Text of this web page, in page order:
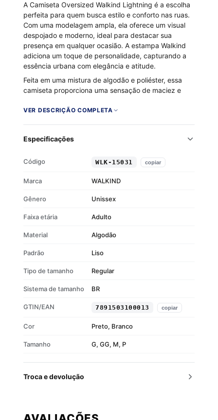
A Camiseta Oversized Walkind Lightning é a escolha
perfeita para quem busca estilo e conforto nas ruas.
Com uma modelagem ampla, ela oferece um visual
despojado e moderno, ideal para destacar sua
presença em qualquer ocasião. A estampa Walkind
adiciona um toque de personalidade, capturando a
essência urbana com elegância e atitude.
Feita em uma mistura de algodão e poliéster, essa
camiseta proporciona uma sensação de maciez e
térmico extra, perfeito para os dias mais frescos.
Tecido composto por 50% algodão e 50%
Estampa Walkind que destaca o estilo urbano
VER DESCRIÇÃO COMPLETA
Especificações
Código WLK-15031 copiar
Marca WALKIND
Gênero Unissex
Faixa etária Adulto
Material Algodão
Padrão Liso
Tipo de tamanho Regular
Sistema de tamanho BR
GTIN/EAN 7891503100013 copiar
Cor Preto, Branco
Tamanho G, GG, M, P
Troca e devolução